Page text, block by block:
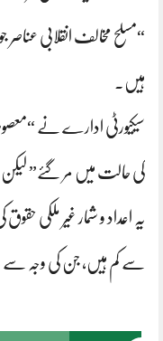
“مسلح مخالف انقلابی
ہیں۔
سیکیورٹی ادارے نے “معصوم
کی حالت میں مر گئے” لیکن
یہ اعداد و شمار غیر ملکی
سے کم ہیں، جن کی وجہ سے ہلاکتوں کی